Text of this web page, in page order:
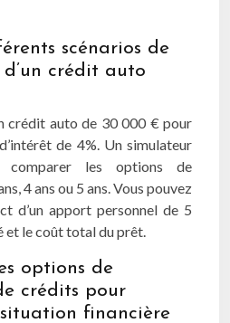
scénarios de
crédit auto
crédit auto de 30 000 € pour
de 4%. Un simulateur
comparer les options de
4 ans ou 5 ans. Vous pouvez
d’un apport personnel de 5
et le coût total du prêt.
options de
crédits pour
financière